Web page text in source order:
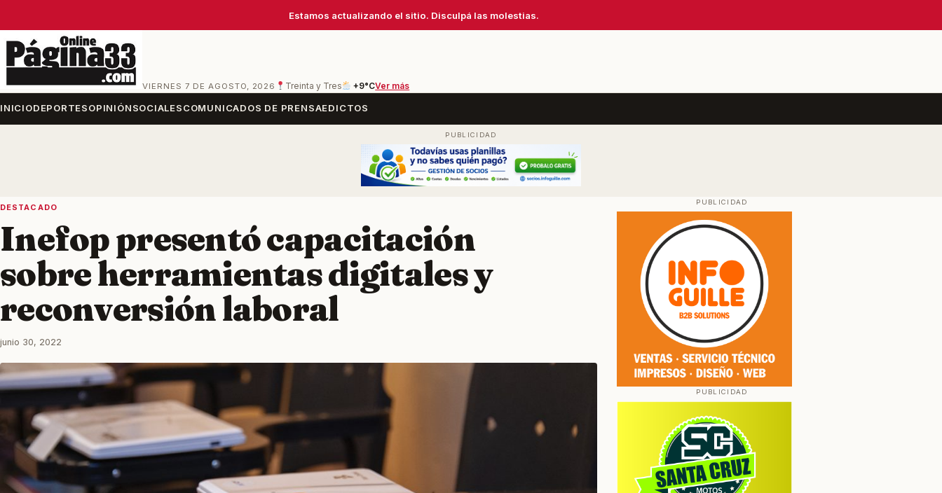
Estamos actualizando el sitio. Disculpá las molestias.
VIERNES 7 DE AGOSTO, 2026 Treinta y Tres +9°CVer más
INICIODEPORTESOPINIÓNSOCIALESCOMUNICADOS DE PRENSAEDICTOS
DESTACADO
Inefop presentó capacitación
sobre herramientas digitales y
reconversión laboral
junio 30, 2022